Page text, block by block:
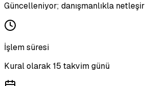
Güncelleniyor; danışmanlıkla netleşir
İşlem süresi
Kural olarak 15 takvim günü